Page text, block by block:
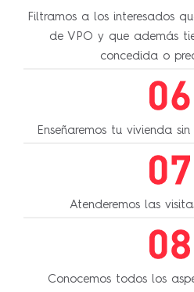
Filtramos a los interesados
de VPO y que además
concedida o
Enseñaremos tu vivienda
Atenderemos las
Conocemos todos los